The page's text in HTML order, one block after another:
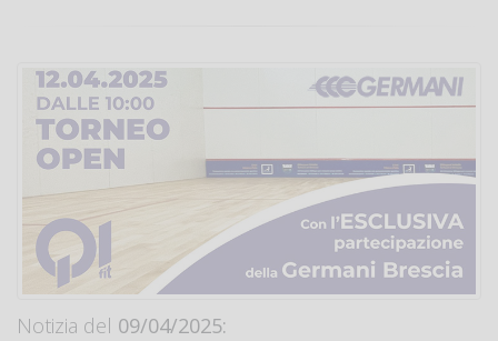
Notizia del 09/04/2025: